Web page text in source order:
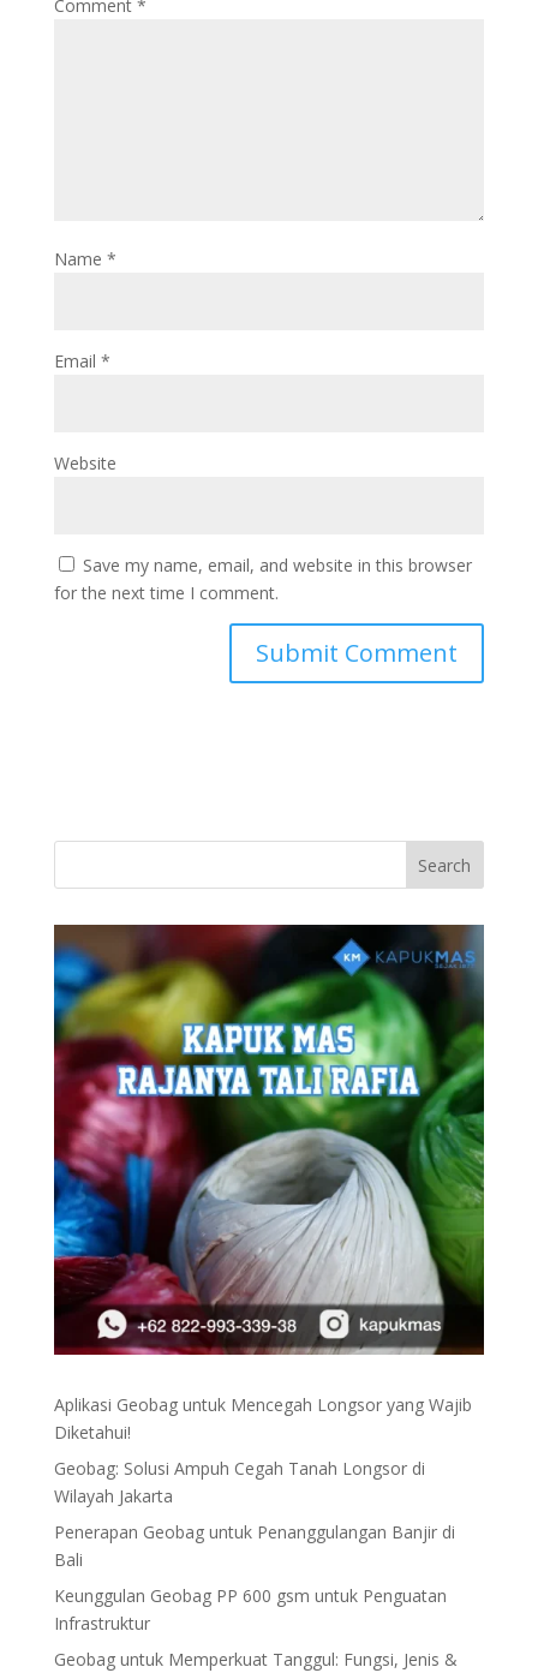
Comment *
Name *
Email *
Website
Save my name, email, and website in this browser
for the next time I comment.
Aplikasi Geobag untuk Mencegah Longsor yang Wajib
Diketahui!
Geobag: Solusi Ampuh Cegah Tanah Longsor di
Wilayah Jakarta
Penerapan Geobag untuk Penanggulangan Banjir di
Bali
Keunggulan Geobag PP 600 gsm untuk Penguatan
Infrastruktur
Geobag untuk Memperkuat Tanggul: Fungsi, Jenis &